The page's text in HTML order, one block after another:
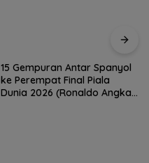
15 Gempuran Antar Spanyol
ke Perempat Final Piala
Dunia 2026 (Ronaldo Angkat